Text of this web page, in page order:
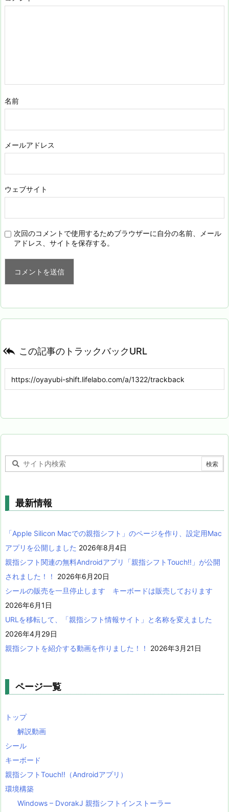
名前
メールアドレス
ウェブサイト
次回のコメントで使用するためブラウザーに自分の名前、メール
アドレス、サイトを保存する。
 この記事のトラックバックURL
最新情報
「Apple Silicon Macでの親指シフト」のページを作り、設定用Mac
アプリを公開しました 2026年8月4日
親指シフト関連の無料Androidアプリ「親指シフトTouch!!」が公開
されました！！
2026年6月20日
シールの販売を一旦停止します キーボードは販売しております
2026年6月1日
URLを移転して、「親指シフト情報サイト」と名称を変えました
2026年4月29日
親指シフトを紹介する動画を作りました！！
2026年3月21日
ページ一覧
トップ
解説動画
シール
キーボード
親指シフトTouch!!（Androidアプリ）
環境構築
Windows – DvorakJ 親指シフトインストーラー